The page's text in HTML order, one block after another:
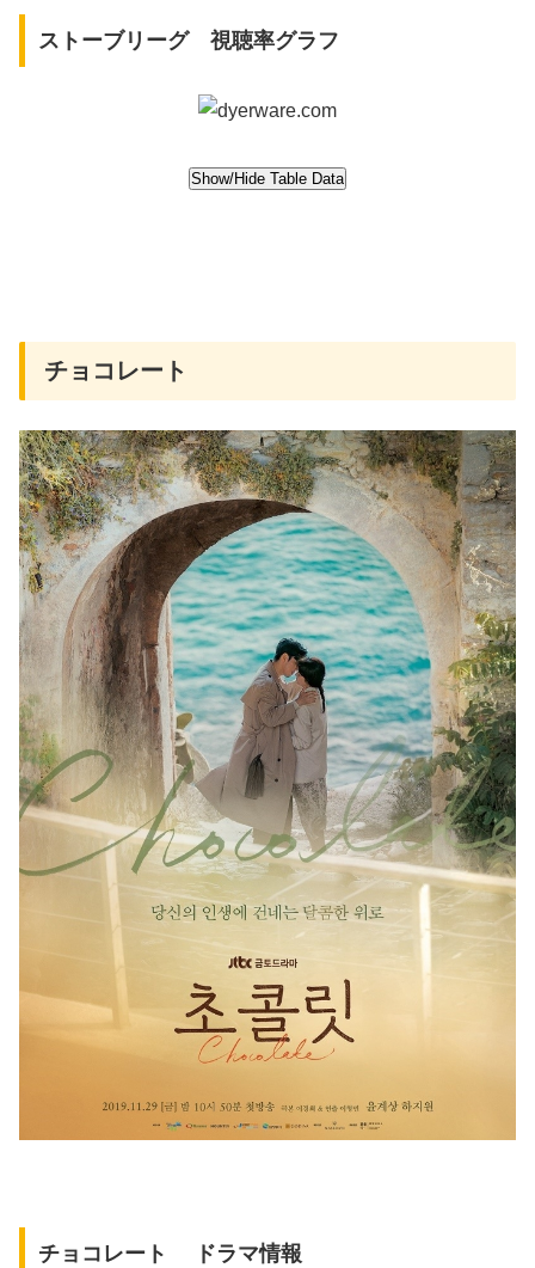
ストーブリーグ 視聴率グラフ
チョコレート
チョコレート ドラマ情報